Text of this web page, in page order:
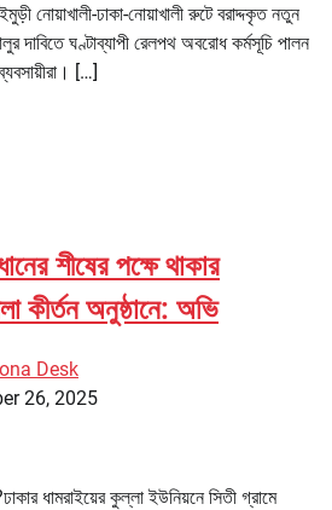
নোয়াখালী-ঢাকা-নোয়াখালী রুটে বরাদ্দকৃত নতুন
দাবিতে ঘণ্টাব্যাপী রেলপথ অবরোধ কর্মসূচি পালন
[…]
শীষের পক্ষে থাকার
কীর্তন অনুষ্ঠানে: অভি
Desk
26, 2025
ধামরাইয়ের কুল্লা ইউনিয়নে সিতী গ্রামে